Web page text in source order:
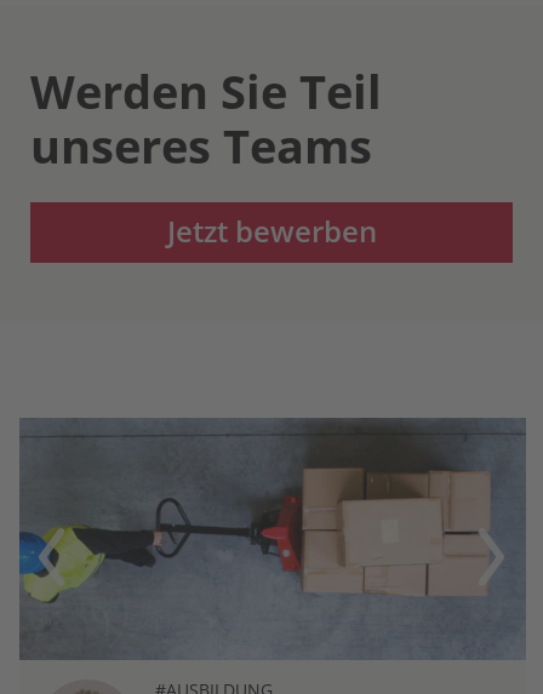
Werden Sie Teil
unseres Teams
Jetzt bewerben
Previous Next